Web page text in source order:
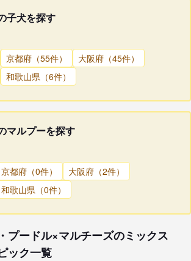
子犬を探す
京都府（55件）
大阪府（45件）
和歌山県（6件）
マルプーを探す
京都府（0件）
大阪府（2件）
和歌山県（0件）
プードル×マルチーズのミックス
ック一覧